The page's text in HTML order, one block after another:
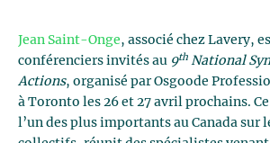
Jean Saint-Onge, associé chez Lavery,
conférenciers invités au 9th National
Actions, organisé par Osgoode
à Toronto les 26 et 27 avril prochains.
l’un des plus importants au Canada sur